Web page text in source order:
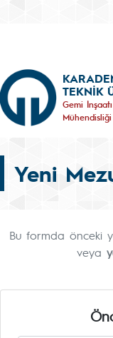
TEKNİK
Gemi
Yeni
Bu formda önceki
veya